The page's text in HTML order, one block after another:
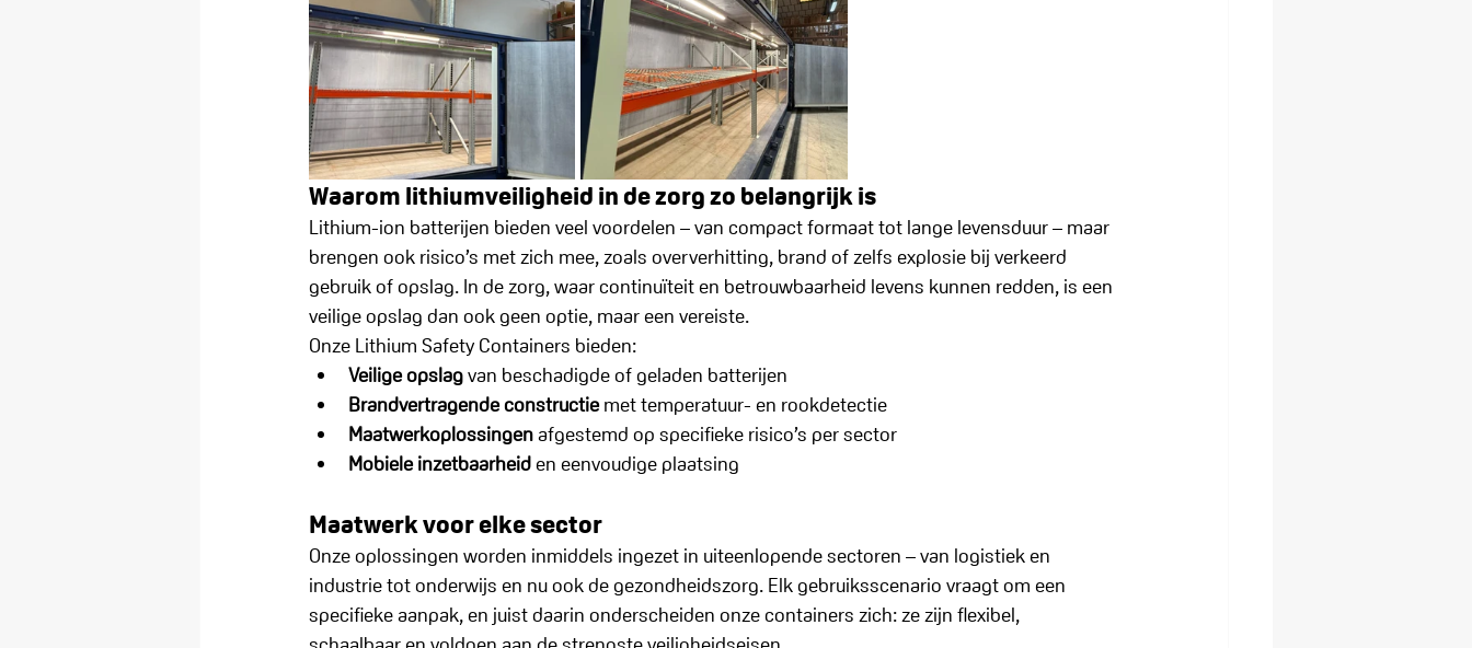
Waarom lithiumveiligheid in de zorg zo belangrijk is
Lithium-ion batterijen bieden veel voordelen – van compact formaat tot lange levensduur – maar
brengen ook risico’s met zich mee, zoals oververhitting, brand of zelfs explosie bij verkeerd
gebruik of opslag. In de zorg, waar continuïteit en betrouwbaarheid levens kunnen redden, is een
veilige opslag dan ook geen optie, maar een vereiste.
Onze Lithium Safety Containers bieden:
Veilige opslag van beschadigde of geladen batterijen
Brandvertragende constructie met temperatuur- en rookdetectie
Maatwerkoplossingen afgestemd op specifieke risico’s per sector
Mobiele inzetbaarheid en eenvoudige plaatsing
Maatwerk voor elke sector
Onze oplossingen worden inmiddels ingezet in uiteenlopende sectoren – van logistiek en
industrie tot onderwijs en nu ook de gezondheidszorg. Elk gebruiksscenario vraagt om een
specifieke aanpak, en juist daarin onderscheiden onze containers zich: ze zijn flexibel,